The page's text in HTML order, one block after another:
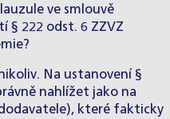
ve smlouvě
222 odst. 6 ZZVZ
Na ustanovení §
nahlížet jako na
které fakticky